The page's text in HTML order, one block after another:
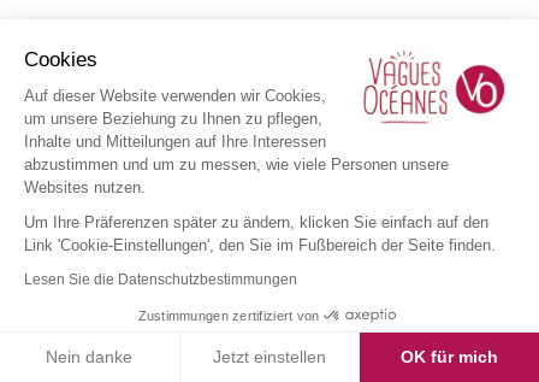
Cookies
Auf dieser Website verwenden wir Cookies,
um unsere Beziehung zu Ihnen zu pflegen,
Inhalte und Mitteilungen auf Ihre Interessen
abzustimmen und um zu messen, wie viele Personen unsere
Websites nutzen.
Um Ihre Präferenzen später zu ändern, klicken Sie einfach auf den
Link 'Cookie-Einstellungen', den Sie im Fußbereich der Seite finden.
Lesen Sie die Datenschutzbestimmungen
Zustimmungen zertifiziert von
Nein danke Jetzt einstellen OK für mich